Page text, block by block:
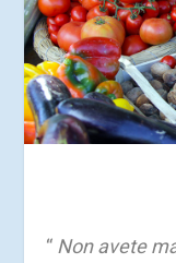
“Non avete